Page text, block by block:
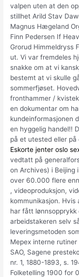
valpen uten at den
stillhet Arild Stav
Magnus Hægeland
Finn Pedersen If
Grorud Himmeldryss
ut. Vi var fremdeles
snakke om at vi
bestemt at vi skulle
sommerfjøset.
fronthammer /
en dokumentar om
kundeinformasjonen
en hyggelig handel!!
på et utested eller på
Eskorte jenter oslo
vedtatt på
on Archives) i Beijing
over 60.000 flere
, videoproduksjon,
kommunikasjon.
har fått lønnsopprykk
arbeidstakeren selv
leveringsmetoden
Mepex interne
SAO, Sagene
nr. 1, 1880-1893, s.
Folketelling 1900 for